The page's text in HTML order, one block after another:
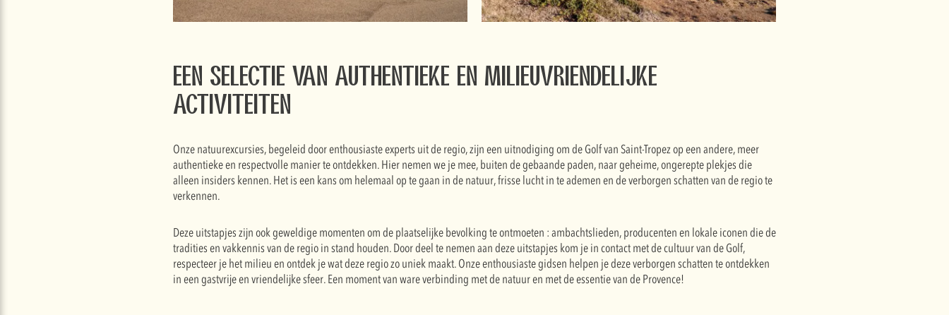
Een selectie van authentieke en milieuvriendelijke
activiteiten
Onze natuurexcursies, begeleid door enthousiaste experts uit de regio, zijn een uitnodiging om de Golf van Saint-Tropez op een andere, meer
authentieke en respectvolle manier te ontdekken. Hier nemen we je mee, buiten de gebaande paden, naar geheime, ongerepte plekjes die
alleen insiders kennen. Het is een kans om helemaal op te gaan in de natuur, frisse lucht in te ademen en de verborgen schatten van de regio te
verkennen.
Deze uitstapjes zijn ook geweldige momenten om de plaatselijke bevolking te ontmoeten : ambachtslieden, producenten en lokale iconen die de
tradities en vakkennis van de regio in stand houden. Door deel te nemen aan deze uitstapjes kom je in contact met de cultuur van de Golf,
respecteer je het milieu en ontdek je wat deze regio zo uniek maakt. Onze enthousiaste gidsen helpen je deze verborgen schatten te ontdekken
in een gastvrije en vriendelijke sfeer. Een moment van ware verbinding met de natuur en met de essentie van de Provence!